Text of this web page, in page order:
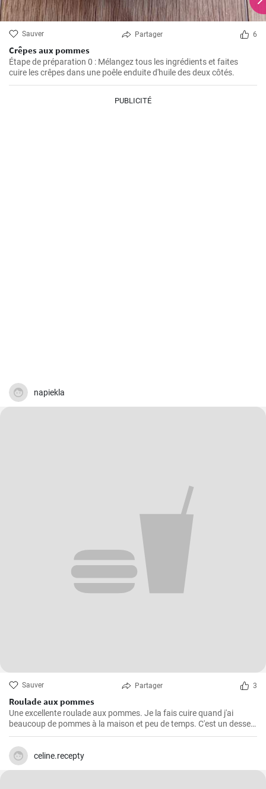
Sauver Partager 6
Crêpes aux pommes
Étape de préparation 0 : Mélangez tous les ingrédients et faites
cuire les crêpes dans une poêle enduite d'huile des deux côtés.
PUBLICITÉ
napiekla
Sauver Partager 3
Roulade aux pommes
Une excellente roulade aux pommes. Je la fais cuire quand j'ai
beaucoup de pommes à la maison et peu de temps. C'est un dessert
rapide et facile qui plait toujours.
celine.recepty